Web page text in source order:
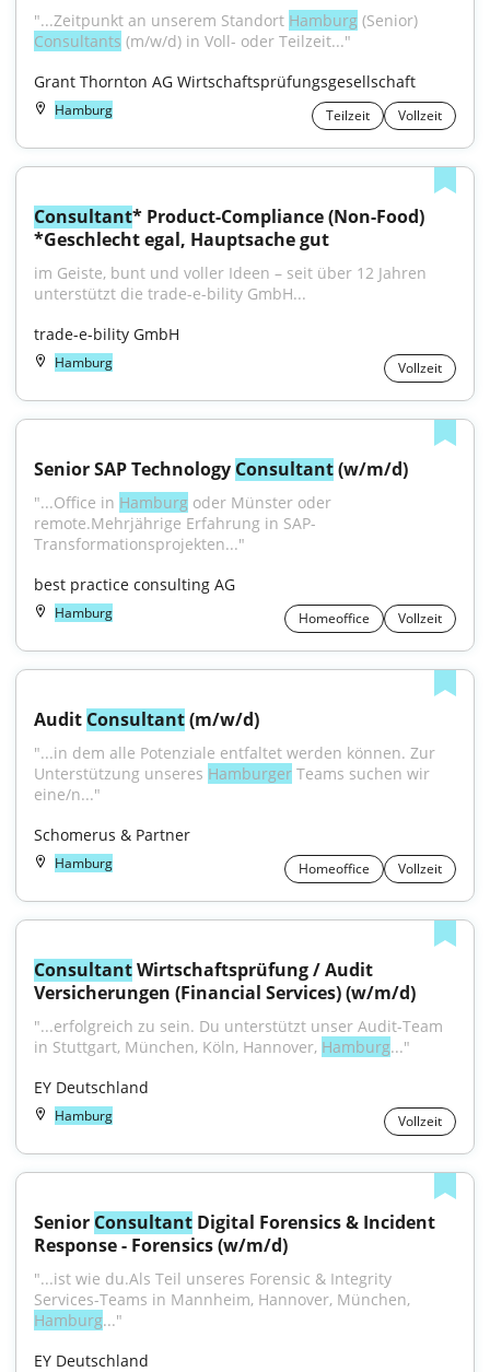
"...Zeitpunkt an unserem Standort Hamburg
Consultants (m/w/d) in Voll- oder Teilzeit..."
Grant Thornton AG Wirtschaftsprüfungsgesellschaft
Hamburg Teilzeit Vollzeit
Consultant* Product-Compliance (Non-Food)
*Geschlecht egal, Hauptsache gut
im Geiste, bunt und voller Ideen – seit über 12 Jahren
unterstützt die trade-e-bility GmbH...
trade-e-bility GmbH
Hamburg Vollzeit
Senior SAP Technology Consultant (w/m/d)
"...Office in Hamburg oder Münster oder
remote.Mehrjährige Erfahrung in SAP-
Transformationsprojekten..."
best practice consulting AG
Hamburg Homeoffice Vollzeit
Audit Consultant (m/w/d)
"...in dem alle Potenziale entfaltet werden können. Zur
Unterstützung unseres Hamburger Teams suchen wir
eine/n..."
Schomerus & Partner
Hamburg Homeoffice Vollzeit
Consultant Wirtschaftsprüfung / Audit
Versicherungen (Financial Services) (w/m/d)
"...erfolgreich zu sein. Du unterstützt unser Audit-Team
in Stuttgart, München, Köln, Hannover, Hamburg..."
EY Deutschland
Hamburg Vollzeit
Senior Consultant Digital Forensics & Incident
Response - Forensics (w/m/d)
"...ist wie du.Als Teil unseres Forensic & Integrity
Hamburg..."
EY Deutschland